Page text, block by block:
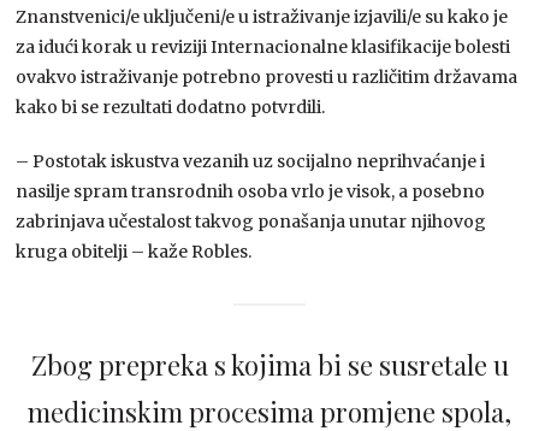
Znanstvenici/e uključeni/e u istraživanje izjavili/e su kako je
za idući korak u reviziji Internacionalne klasifikacije bolesti
ovakvo istraživanje potrebno provesti u različitim državama
kako bi se rezultati dodatno potvrdili.
– Postotak iskustva vezanih uz socijalno neprihvaćanje i
nasilje spram transrodnih osoba vrlo je visok, a posebno
zabrinjava učestalost takvog ponašanja unutar njihovog
kruga obitelji – kaže Robles.
Zbog prepreka s kojima bi se susretale u
medicinskim procesima promjene spola,